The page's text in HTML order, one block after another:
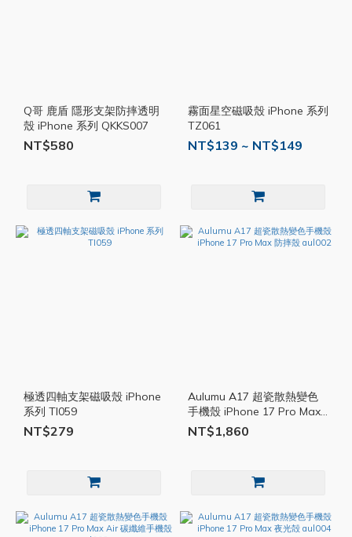
Q哥 鹿盾 隱形支架防摔透明
殼 iPhone 系列 QKKS007
NT$580
霧面星空磁吸殼 iPhone 系列
TZ061
NT$139 ~ NT$149
極透四軸支架磁吸殼 iPhone
系列 TI059
NT$279
Aulumu A17 超瓷散熱變色
手機殼 iPhone 17 Pro Max
防摔殼 aul002
NT$1,860